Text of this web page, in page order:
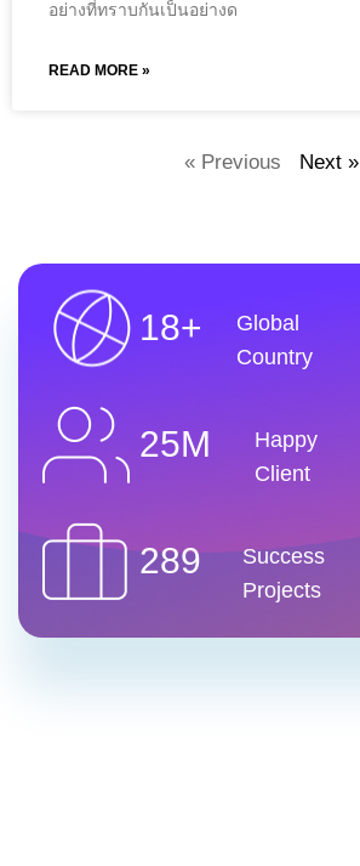
อย่างที่ทราบกันเป็นอย่างด
READ MORE »
« Previous Next »
18+
Global
Country
25M
Happy
Client
289
Success
Projects